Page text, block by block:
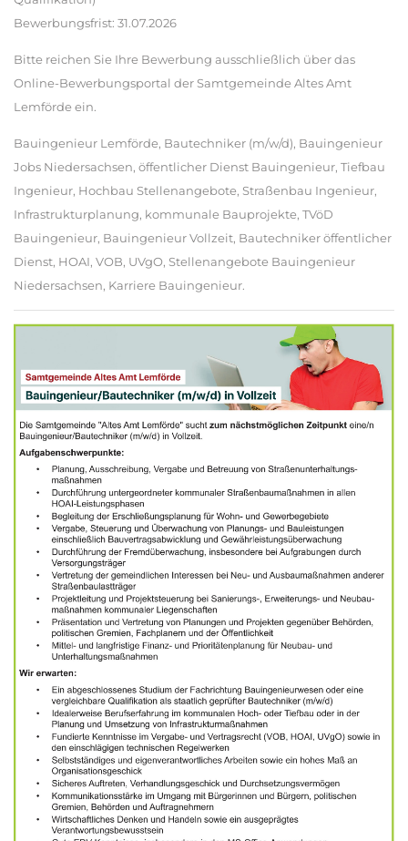
Bewerbungsfrist: 31.07.2026
Bitte reichen Sie Ihre Bewerbung ausschließlich über das
Online-Bewerbungsportal der Samtgemeinde Altes Amt
Lemförde ein.
Bauingenieur Lemförde, Bautechniker (m/w/d), Bauingenieur
Jobs Niedersachsen, öffentlicher Dienst Bauingenieur, Tiefbau
Ingenieur, Hochbau Stellenangebote, Straßenbau Ingenieur,
Infrastrukturplanung, kommunale Bauprojekte, TVöD
Bauingenieur, Bauingenieur Vollzeit, Bautechniker öffentlicher
Dienst, HOAI, VOB, UVgO, Stellenangebote Bauingenieur
Niedersachsen, Karriere Bauingenieur.